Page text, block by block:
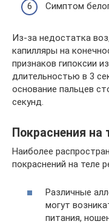
Симптом
Из-за недостатка
капилляры на
признаков гипоксии
длительностью в 3
основание пальцев
секунд.
Покраснения на
Наиболее
покраснений на теле
Различные
могут
питания,